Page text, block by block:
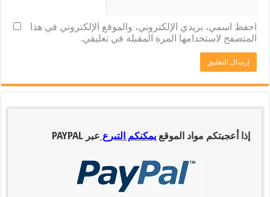
احفظ اسمي، بريدي الإلكتروني، والموقع الإلكتروني في هذا
المتصفح لاستخدامها المرة المقبلة في تعليقي.
إذا أعجبتكم مواد الموقع يمكنكم التبرع عبر PAYPAL